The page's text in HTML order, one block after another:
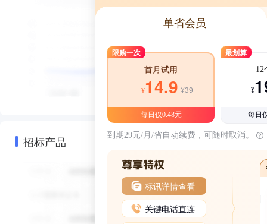
招标产品
单省会员
限购一次
首月试用
¥14.9 ¥39
每日仅0.48元
最划算
12
¥
每日
到期29元/月/省自动续费，可随时取消。
标讯详情查看
关键电话直连